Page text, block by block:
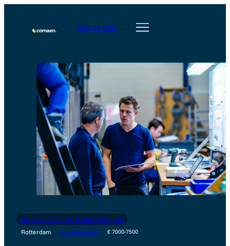
Doe de test
INDUSTRIËLE AUTOMATISERING
Rotterdam Zuid-Holland € 7000-7500